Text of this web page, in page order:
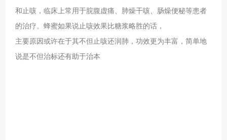
和止咳，临床上常用于脘腹虚痛、肺燥干咳、肠燥便秘等患者
的治疗。蜂蜜如果说止咳效果比糖浆略胜的话，
主要原因或许在于其不但止咳还润肺，功效更为丰富，简单地
说是不但治标还有助于治本